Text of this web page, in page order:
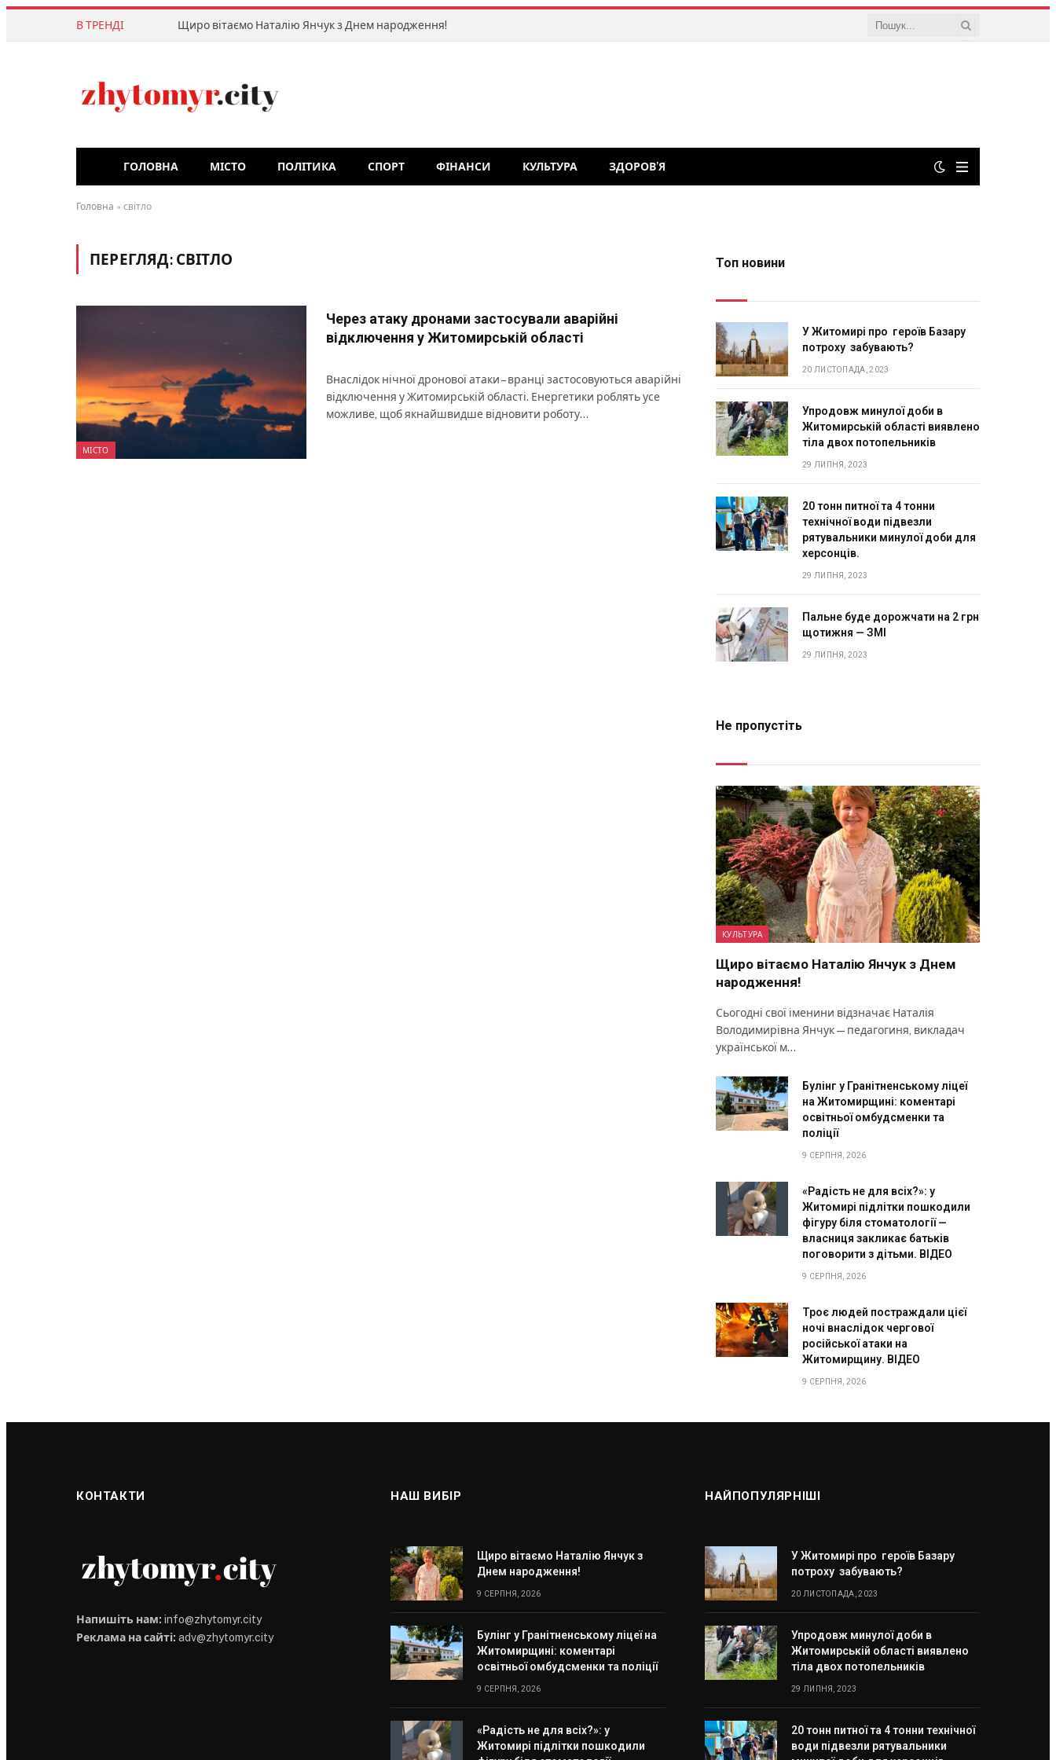
В ТРЕНДІ Щиро вітаємо Наталію Янчук з Днем народження!
ГОЛОВНА МІСТО ПОЛІТИКА СПОРТ ФІНАНСИ КУЛЬТУРА ЗДОРОВ’Я
Головна » світло
ПЕРЕГЛЯД: СВІТЛО
МІСТО
Через атаку дронами застосували аварійні
відключення у Житомирській області
Внаслідок нічної дронової атаки – вранці застосовуються аварійні
відключення у Житомирській області. Енергетики роблять усе
можливе, щоб якнайшвидше відновити роботу…
Топ новини
У Житомирі про героїв Базару
потроху забувають?
20 ЛИСТОПАДА, 2023
Упродовж минулої доби в
Житомирській області виявлено
тіла двох потопельників
29 ЛИПНЯ, 2023
20 тонн питної та 4 тонни
технічної води підвезли
рятувальники минулої доби для
херсонців.
29 ЛИПНЯ, 2023
Пальне буде дорожчати на 2 грн
щотижня — ЗМІ
29 ЛИПНЯ, 2023
Не пропустіть
КУЛЬТУРА
Щиро вітаємо Наталію Янчук з Днем
народження!
Сьогодні свої іменини відзначає Наталія
Володимирівна Янчук — педагогиня, викладач
української м…
Булінг у Гранітненському ліцеї
на Житомирщині: коментарі
освітньої омбудсменки та
поліції
9 СЕРПНЯ, 2026
«Радість не для всіх?»: у
Житомирі підлітки пошкодили
фігуру біля стоматології —
власниця закликає батьків
поговорити з дітьми. ВІДЕО
9 СЕРПНЯ, 2026
Троє людей постраждали цієї
ночі внаслідок чергової
російської атаки на
Житомирщину. ВІДЕО
9 СЕРПНЯ, 2026
КОНТАКТИ
Напишіть нам: info@zhytomyr.city
Реклама на сайті: adv@zhytomyr.city
НАШ ВИБІР
Щиро вітаємо Наталію Янчук з
Днем народження!
9 СЕРПНЯ, 2026
Булінг у Гранітненському ліцеї на
Житомирщині: коментарі
освітньої омбудсменки та поліції
9 СЕРПНЯ, 2026
«Радість не для всіх?»: у
Житомирі підлітки пошкодили
НАЙПОПУЛЯРНІШІ
У Житомирі про героїв Базару
потроху забувають?
20 ЛИСТОПАДА, 2023
Упродовж минулої доби в
Житомирській області виявлено
тіла двох потопельників
29 ЛИПНЯ, 2023
20 тонн питної та 4 тонни технічної
води підвезли рятувальники